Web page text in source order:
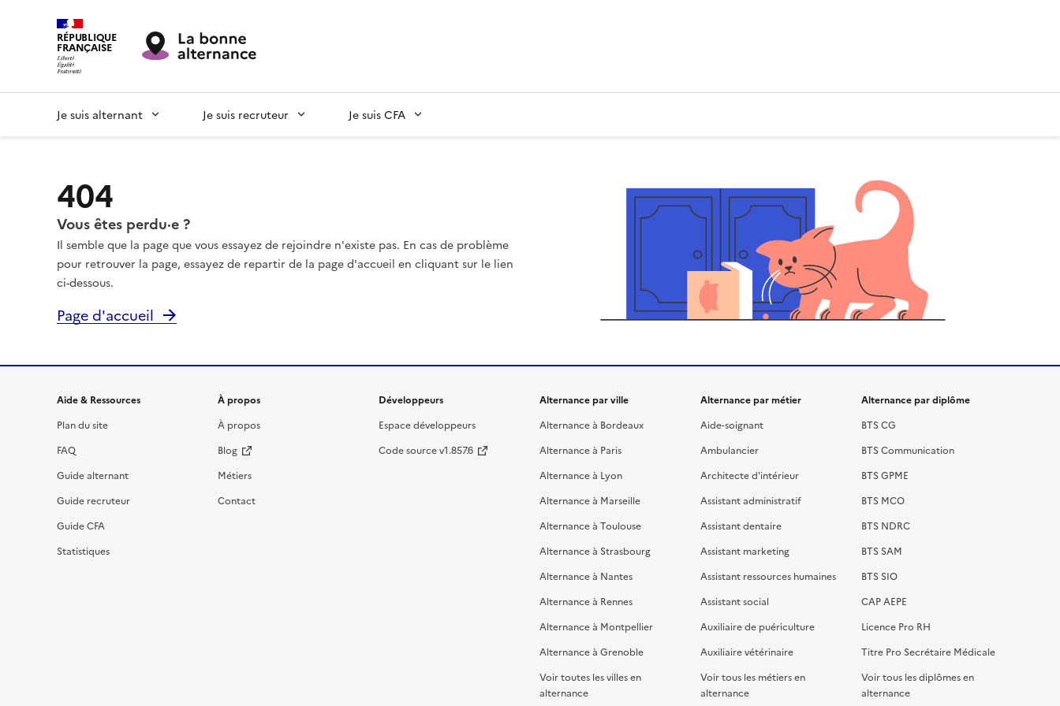
RÉPUBLIQUE
FRANÇAISE
Je suis alternant Je suis recruteur Je suis CFA
404
Vous êtes perdu·e ?
Il semble que la page que vous essayez de rejoindre n'existe pas. En cas de problème
pour retrouver la page, essayez de repartir de la page d'accueil en cliquant sur le lien
ci-dessous.
Page d'accueil
Informations et liens du site
Aide & Ressources
Plan du site
FAQ
Guide alternant
Guide recruteur
Guide CFA
Statistiques
À propos
À propos
Blog
Métiers
Contact
Développeurs
Espace développeurs
Code source v1.857.6
Alternance par ville
Alternance à Bordeaux
Alternance à Paris
Alternance à Lyon
Alternance à Marseille
Alternance à Toulouse
Alternance à Strasbourg
Alternance à Nantes
Alternance à Rennes
Alternance à Montpellier
Alternance à Grenoble
Voir toutes les villes en
alternance
Alternance par métier
Aide-soignant
Ambulancier
Architecte d'intérieur
Assistant administratif
Assistant dentaire
Assistant marketing
Assistant ressources humaines
Assistant social
Auxiliaire de puériculture
Auxiliaire vétérinaire
Voir tous les métiers en
alternance
Alternance par diplôme
BTS CG
BTS Communication
BTS GPME
BTS MCO
BTS NDRC
BTS SAM
BTS SIO
CAP AEPE
Licence Pro RH
Titre Pro Secrétaire Médicale
Voir tous les diplômes en
alternance